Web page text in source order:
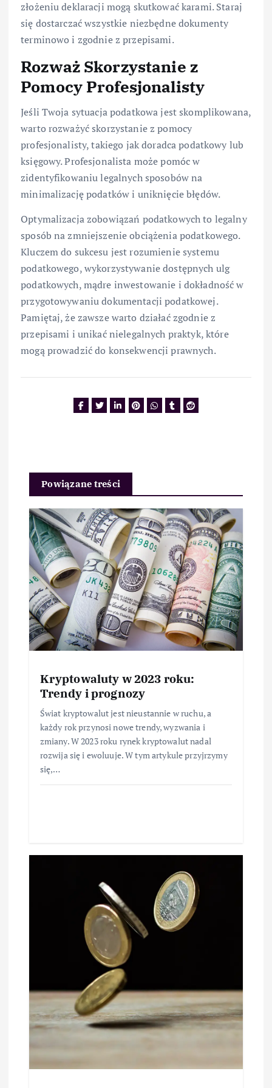
złożeniu deklaracji mogą skutkować karami. Staraj
się dostarczać wszystkie niezbędne dokumenty
terminowo i zgodnie z przepisami.
Rozważ Skorzystanie z
Pomocy Profesjonalisty
Jeśli Twoja sytuacja podatkowa jest skomplikowana,
warto rozważyć skorzystanie z pomocy
profesjonalisty, takiego jak doradca podatkowy lub
księgowy. Profesjonalista może pomóc w
zidentyfikowaniu legalnych sposobów na
minimalizację podatków i uniknięcie błędów.
Optymalizacja zobowiązań podatkowych to legalny
sposób na zmniejszenie obciążenia podatkowego.
Kluczem do sukcesu jest rozumienie systemu
podatkowego, wykorzystywanie dostępnych ulg
podatkowych, mądre inwestowanie i dokładność w
przygotowywaniu dokumentacji podatkowej.
Pamiętaj, że zawsze warto działać zgodnie z
przepisami i unikać nielegalnych praktyk, które
mogą prowadzić do konsekwencji prawnych.
Powiązane treści
Kryptowaluty w 2023 roku:
Trendy i prognozy
Świat kryptowalut jest nieustannie w ruchu, a
każdy rok przynosi nowe trendy, wyzwania i
zmiany. W 2023 roku rynek kryptowalut nadal
rozwija się i ewoluuje. W tym artykule przyjrzymy
się,…